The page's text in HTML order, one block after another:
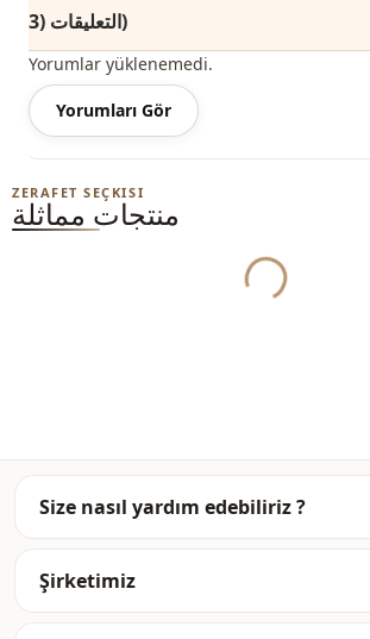
الاستخدام التعليقات (3)
Yorumlar yüklenemedi.
Yorumları Gör
ZERAFET SEÇKISI
منتجات مماثلة Yukleniyor...
Size nasıl yardım edebiliriz ?
Şirketimiz